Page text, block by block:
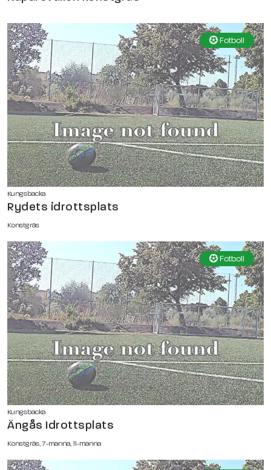
Fotboll
Kungsbacka
Rydets idrottsplats
Konstgräs
Fotboll
Kungsbacka
Ängås Idrottsplats
Konstgräs, 7-manna, 11-manna